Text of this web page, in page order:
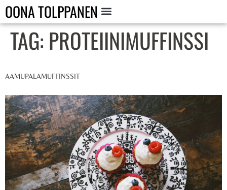
OONA TOLPPANEN
TAG: PROTEIINIMUFFINSSI
AAMUPALAMUFFINSSIT